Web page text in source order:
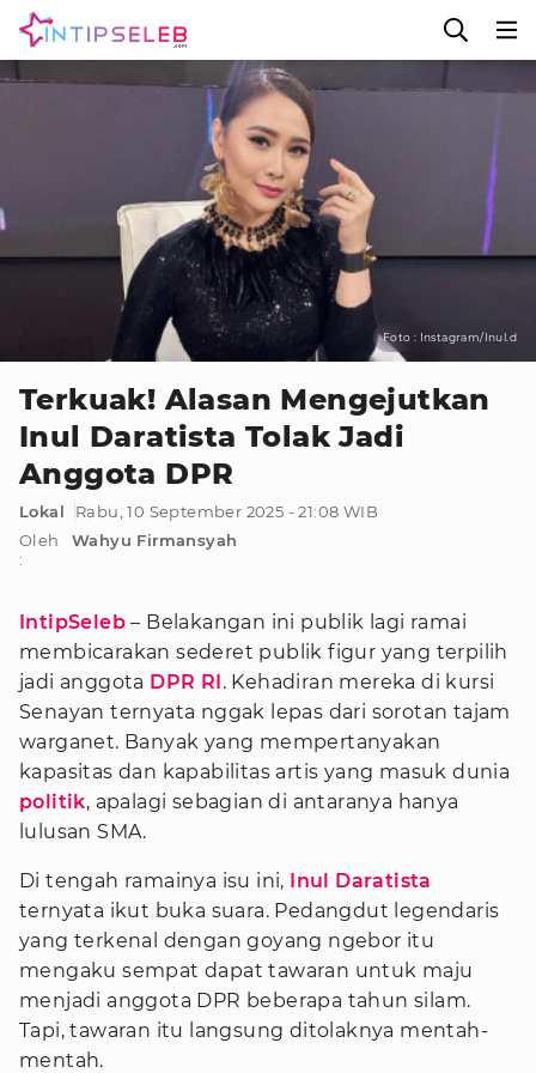
Foto : Instagram/Inul.d
Terkuak! Alasan Mengejutkan
Inul Daratista Tolak Jadi
Anggota DPR
Lokal
Rabu, 10 September 2025 - 21:08 WIB
Oleh
:
Wahyu Firmansyah
IntipSeleb – Belakangan ini publik lagi ramai
membicarakan sederet publik figur yang terpilih
jadi anggota DPR RI. Kehadiran mereka di kursi
Senayan ternyata nggak lepas dari sorotan tajam
warganet. Banyak yang mempertanyakan
kapasitas dan kapabilitas artis yang masuk dunia
politik, apalagi sebagian di antaranya hanya
lulusan SMA.
Di tengah ramainya isu ini, Inul Daratista
ternyata ikut buka suara. Pedangdut legendaris
yang terkenal dengan goyang ngebor itu
mengaku sempat dapat tawaran untuk maju
menjadi anggota DPR beberapa tahun silam.
Tapi, tawaran itu langsung ditolaknya mentah-
mentah.